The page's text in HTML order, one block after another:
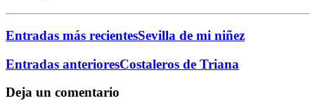
Entradas más recientesSevilla de mi niñez
Entradas anterioresCostaleros de Triana
Deja un comentario